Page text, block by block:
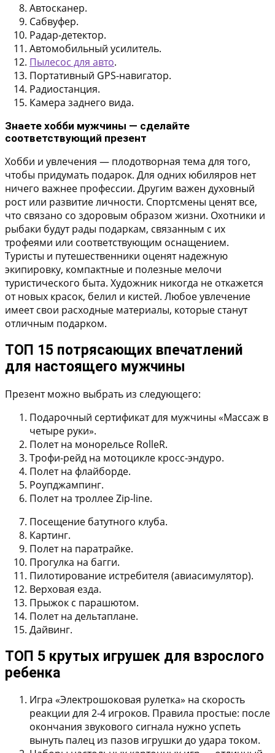
Автосканер.
Сабвуфер.
Радар-детектор.
Автомобильный усилитель.
Пылесос для авто.
Портативный GPS-навигатор.
Радиостанция.
Камера заднего вида.
Знаете хобби мужчины — сделайте
соответствующий презент
Хобби и увлечения — плодотворная тема для того,
чтобы придумать подарок. Для одних юбиляров нет
ничего важнее профессии. Другим важен духовный
рост или развитие личности. Спортсмены ценят все,
что связано со здоровым образом жизни. Охотники и
рыбаки будут рады подаркам, связанным с их
трофеями или соответствующим оснащением.
Туристы и путешественники оценят надежную
экипировку, компактные и полезные мелочи
туристического быта. Художник никогда не откажется
от новых красок, белил и кистей. Любое увлечение
имеет свои расходные материалы, которые станут
отличным подарком.
ТОП 15 потрясающих впечатлений
для настоящего мужчины
Презент можно выбрать из следующего:
Подарочный сертификат для мужчины «Массаж в
четыре руки».
Полет на монорельсе RolleR.
Трофи-рейд на мотоцикле кросс-эндуро.
Полет на флайборде.
Роупджампинг.
Полет на троллее Zip-line.
Посещение батутного клуба.
Картинг.
Полет на паратрайке.
Прогулка на багги.
Пилотирование истребителя (авиасимулятор).
Верховая езда.
Прыжок с парашютом.
Полет на дельтаплане.
Дайвинг.
ТОП 5 крутых игрушек для взрослого
ребенка
Игра «Электрошоковая рулетка» на скорость
реакции для 2-4 игроков. Правила простые: после
окончания звукового сигнала нужно успеть
вынуть палец из пазов игрушки до удара током.